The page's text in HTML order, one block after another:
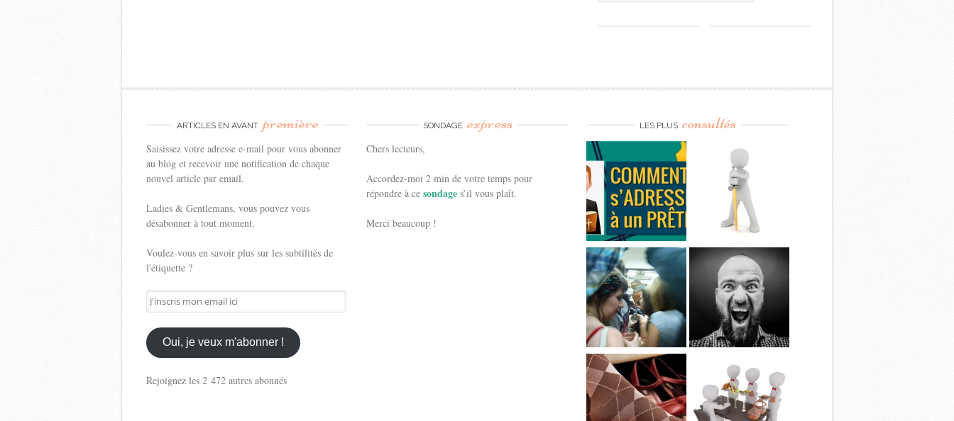
ARTICLES EN AVANT première
Saisissez votre adresse e-mail pour vous abonner
au blog et recevoir une notification de chaque
nouvel article par email.
Ladies & Gentlemans, vous pouvez vous
désabonner à tout moment.
Voulez-vous en savoir plus sur les subtilités de
l'étiquette ?
J'inscris
mon
email
ici
Oui, je veux m'abonner !
Rejoignez les 2 472 autres abonnés
SONDAGE express
Chers lecteurs,
Accordez-moi 2 min de votre temps pour
répondre à cesondages’il vous plaît.
Merci beaucoup !
LES PLUS consultés